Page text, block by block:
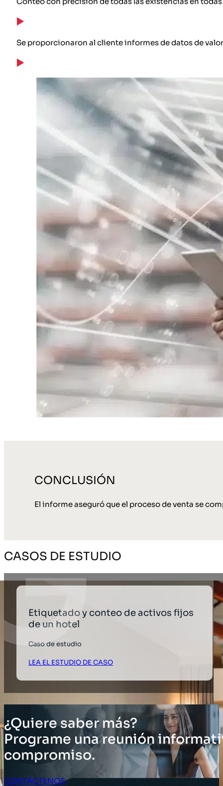
Se proporcionaron al cliente informes de datos de
CONCLUSIÓN
El informe aseguró que el proceso de venta se
CASOS DE ESTUDIO
Etiquetado y conteo de activos fijos
de un hotel
Caso de estudio
LEA EL ESTUDIO DE CASO
¿Quiere saber más?
Programe una reunión
compromiso.
CONTÁCTENOS